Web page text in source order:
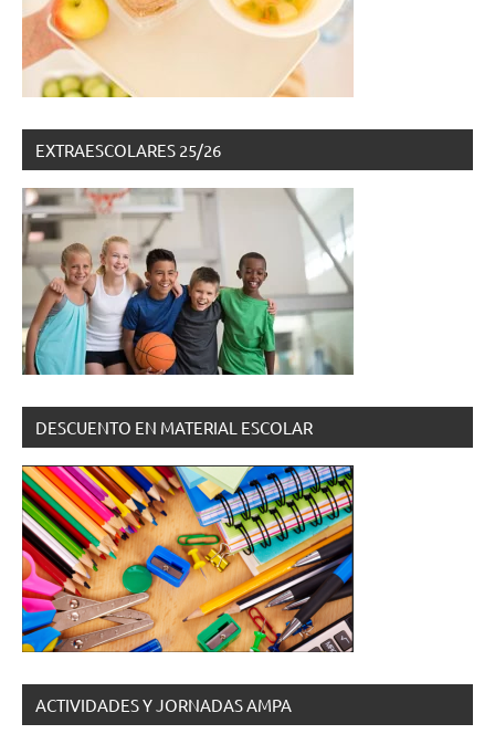
EXTRAESCOLARES 25/26
DESCUENTO EN MATERIAL ESCOLAR
ACTIVIDADES Y JORNADAS AMPA